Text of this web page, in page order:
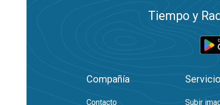
Tiempo y
Compañía
Contacto Subir